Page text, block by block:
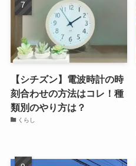
【シチズン】電波時計の時
刻合わせの方法はコレ！種
類別のやり方は？
くらし